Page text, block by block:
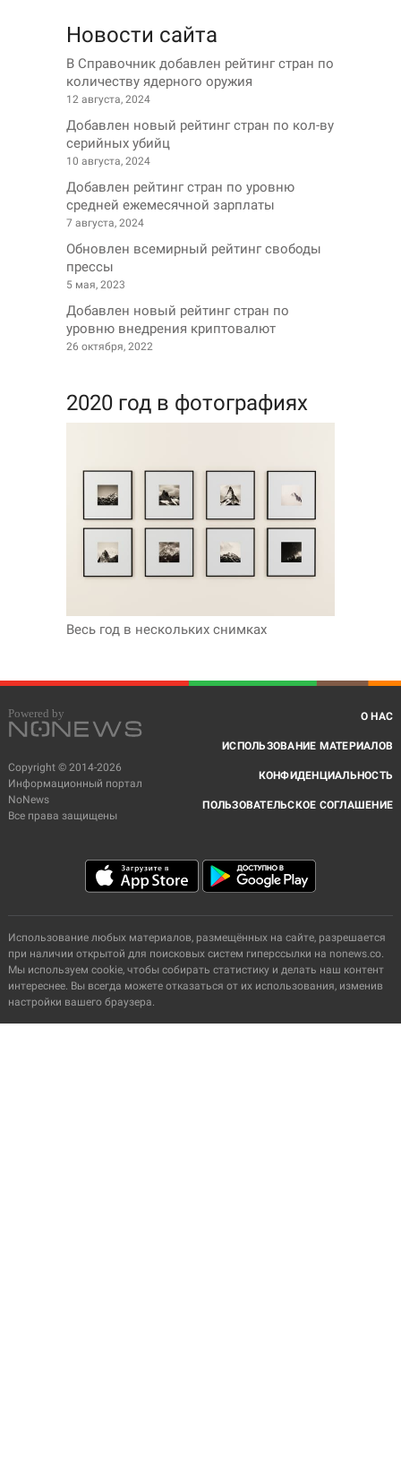
Новости сайта
В Справочник добавлен рейтинг стран по
количеству ядерного оружия
12 августа, 2024
Добавлен новый рейтинг стран по кол-ву
серийных убийц
10 августа, 2024
Добавлен рейтинг стран по уровню
средней ежемесячной зарплаты
7 августа, 2024
Обновлен всемирный рейтинг свободы
прессы
5 мая, 2023
Добавлен новый рейтинг стран по
уровню внедрения криптовалют
26 октября, 2022
2020 год в фотографиях
Весь год в нескольких снимках
Copyright © 2014-2026
Информационный портал
NoNews
Все права защищены
О НАС
ИСПОЛЬЗОВАНИЕ МАТЕРИАЛОВ
КОНФИДЕНЦИАЛЬНОСТЬ
ПОЛЬЗОВАТЕЛЬСКОЕ СОГЛАШЕНИЕ
Использование любых материалов, размещённых на сайте, разрешается
при наличии открытой для поисковых систем гиперссылки на nonews.co.
Мы используем cookie, чтобы собирать статистику и делать наш контент
интереснее. Вы всегда можете отказаться от их использования, изменив
настройки вашего браузера.